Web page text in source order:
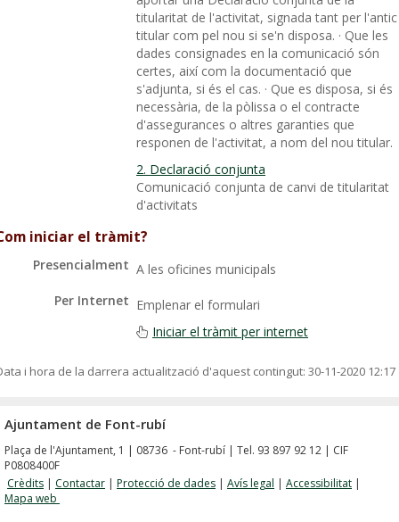
titularitat de l'activitat, signada tant per l'antic
titular com pel nou si se'n disposa. · Que les
dades consignades en la comunicació són
certes, així com la documentació que
s'adjunta, si és el cas. · Que es disposa, si és
necessària, de la pòlissa o el contracte
d'assegurances o altres garanties que
responen de l'activitat, a nom del nou titular.
2. Declaració conjunta
Comunicació conjunta de canvi de titularitat
d'activitats
iniciar el tràmit?
Presencialment A les oficines municipals
Per Internet Emplenar el formulari
Iniciar el tràmit per internet
i hora de la darrera actualització d'aquest contingut: 30-11-2020 12:17
Ajuntament de Font-rubí
Plaça de l'Ajuntament, 1 | 08736 - Font-rubí | Tel. 93 897 92 12 | CIF
P0808400F
Crèdits | Contactar | Protecció de dades | Avís legal | Accessibilitat |
Mapa web